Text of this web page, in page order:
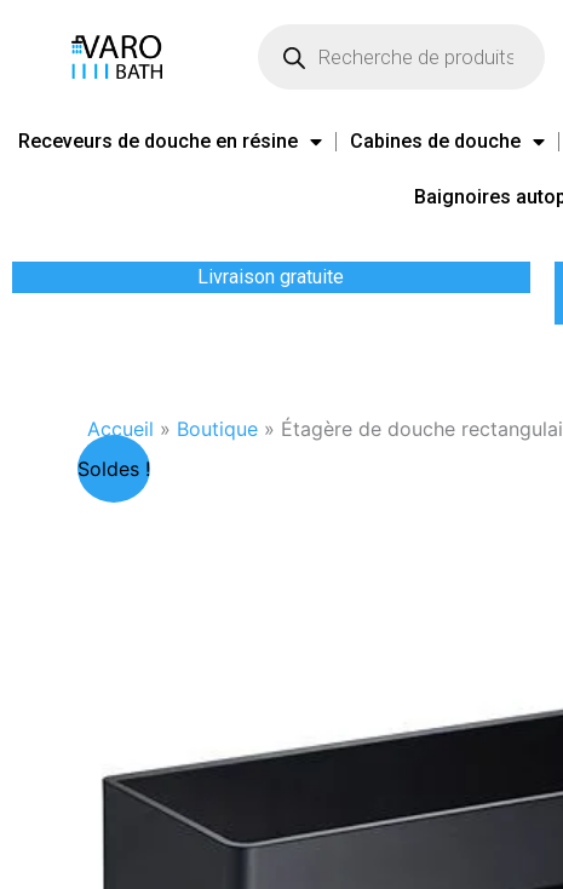
contenu
produits
Receveurs de douche en résine Cabines de douche
Baignoires
Livraison gratuite
Accueil » Boutique » Étagère de douche
Soldes !